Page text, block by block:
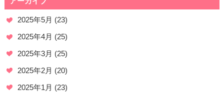
2025年5月 (23)
2025年4月 (25)
2025年3月 (25)
2025年2月 (20)
2025年1月 (23)